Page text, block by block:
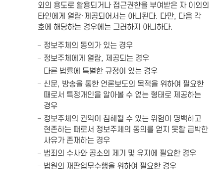
외의 용도로 활용되거나 접근권한을 부여받은 자 이외의
타인에게 열람·제공되어서는 아니된다. 다만, 다음 각
호에 해당하는 경우에는 그러하지 아니하다.
정보주체의 동의가 있는 경우
정보주체에게 열람, 제공되는 경우
다른 법률에 특별한 규정이 있는 경우
신문, 방송을 통한 언론보도의 목적을 위하여 필요한
때로서 특정개인을 알아볼 수 없는 형태로 제공하는
경우
정보주체의 권익이 침해될 수 있는 위험이 명백하고
현존하는 때로서 정보주체의 동의를 얻지 못할 급박한
사유가 존재하는 경우
범죄의 수사와 공소의 제기 및 유지에 필요한 경우
법원의 재판업무수행을 위하여 필요한 경우